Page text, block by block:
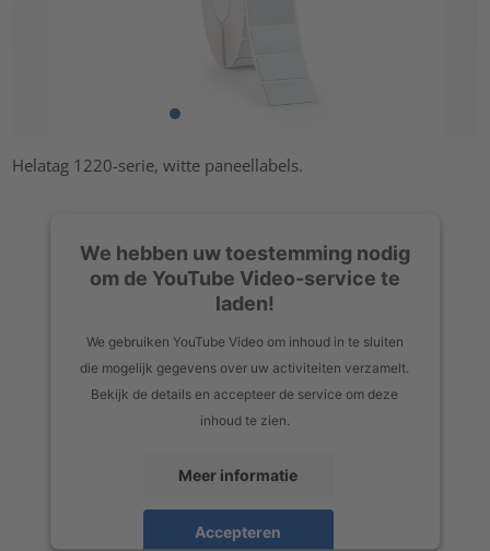
Helatag 1220-serie, witte paneellabels.
We hebben uw toestemming nodig
om de YouTube Video-service te
laden!
We gebruiken YouTube Video om inhoud in te sluiten
die mogelijk gegevens over uw activiteiten verzamelt.
Bekijk de details en accepteer de service om deze
inhoud te zien.
Meer informatie
Accepteren